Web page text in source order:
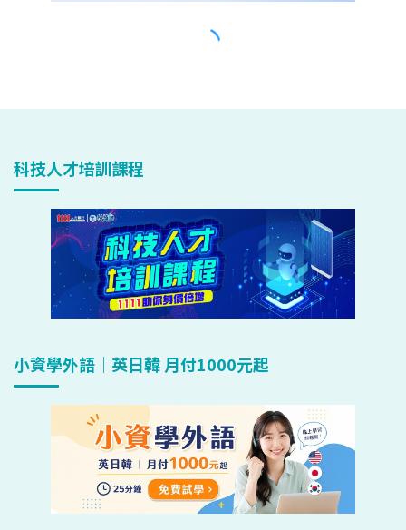
科技人才培訓課程
小資學外語｜英日韓 月付1000元起